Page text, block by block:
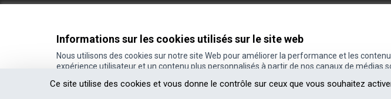
Ce site utilise des cookies et vous donne le contrôle sur ceux que vous souhaitez
Informations sur les cookies utilisés sur le site web
Nous utilisons des cookies sur notre site Web pour améliorer la performance et les
expérience utilisateur et un contenu plus personnalisés à partir de nos canaux de médias
(Lien externe)
Site réalisé grâce aulogiciel libre Decidim
(Lien externe)
.